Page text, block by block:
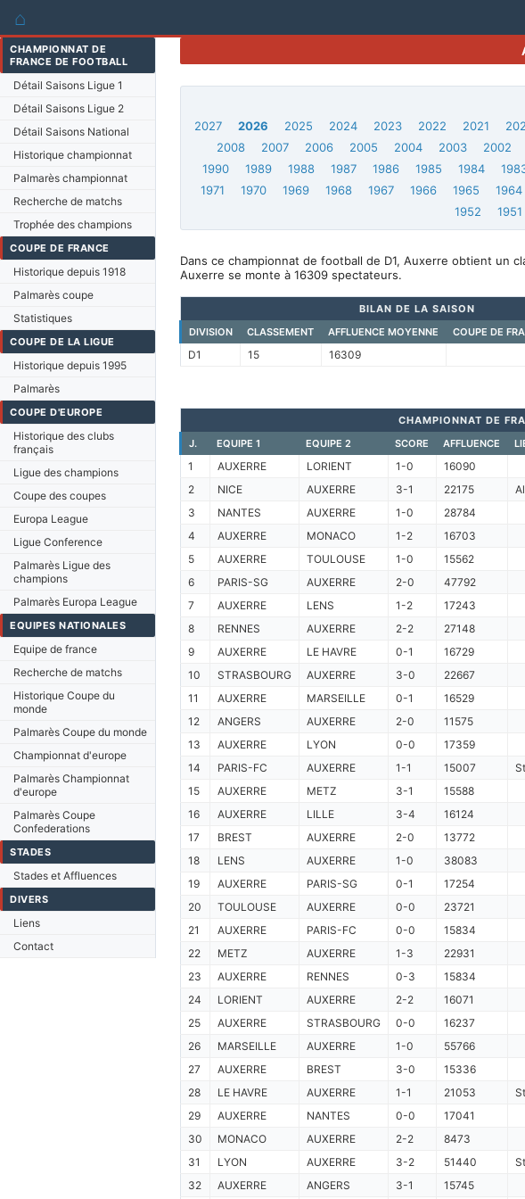
⌂
CHAMPIONNAT DE
FRANCE DE FOOTBALL
Détail Saisons Ligue 1
Détail Saisons Ligue 2
Détail Saisons National
Historique championnat
Palmarès championnat
Recherche de matchs
Trophée des champions
COUPE DE FRANCE
Historique depuis 1918
Palmarès coupe
Statistiques
COUPE DE LA LIGUE
Historique depuis 1995
Palmarès
COUPE D'EUROPE
Historique des clubs
français
Ligue des champions
Coupe des coupes
Europa League
Ligue Conference
Palmarès Ligue des
champions
Palmarès Europa League
EQUIPES NATIONALES
Equipe de france
Recherche de matchs
Historique Coupe du
monde
Palmarès Coupe du monde
Championnat d'europe
Palmarès Championnat
d'europe
Palmarès Coupe
Confederations
STADES
Stades et Affluences
DIVERS
Liens
Contact
2027
2026 2025 2024 2023 2022 2021
2008
2007 2006 2005 2004 2003 2002
1990
1989 1988 1987 1986 1985 1984
1971
1970 1969 1968 1967 1966 1965 1964
1952
1951
Dans ce championnat de football de D1, Auxerre obtient un
Auxerre se monte à 16309 spectateurs.
BILAN DE LA SAISON
DIVISION
CLASSEMENT AFFLUENCE MOYENNE COUPE DE
D1 15 16309
CHAMPIONNAT DE
J.
EQUIPE 1 EQUIPE 2 SCORE AFFLUENCE
1 AUXERRE LORIENT 1-0
16090
2
NICE AUXERRE 3-1 22175
3
NANTES AUXERRE 1-0
28784
4
AUXERRE MONACO 1-2
16703
5
AUXERRE TOULOUSE 1-0
15562
6
PARIS-SG AUXERRE 2-0
47792
7
AUXERRE LENS 1-2
17243
8
RENNES AUXERRE 2-2
27148
9
AUXERRE LE HAVRE 0-1
16729
10
STRASBOURG AUXERRE 3-0
22667
11
AUXERRE MARSEILLE 0-1
16529
12
ANGERS AUXERRE 2-0
11575
13
AUXERRE LYON 0-0
17359
14
PARIS-FC AUXERRE 1-1 15007
15
AUXERRE METZ 3-1
15588
16
AUXERRE LILLE 3-4
16124
17
BREST AUXERRE 2-0
13772
18
LENS AUXERRE 1-0
38083
19
AUXERRE PARIS-SG 0-1
17254
20
TOULOUSE AUXERRE 0-0
23721
21
AUXERRE PARIS-FC 0-0
15834
22
METZ AUXERRE 1-3
22931
23
AUXERRE RENNES 0-3
15834
24
LORIENT AUXERRE 2-2
16071
25
AUXERRE STRASBOURG 0-0
16237
26
MARSEILLE AUXERRE 1-0
55766
27
AUXERRE BREST 3-0
15336
28
LE HAVRE AUXERRE 1-1 21053
29
AUXERRE NANTES 0-0
17041
30
MONACO AUXERRE 2-2
8473
31
LYON AUXERRE 3-2 51440
32
AUXERRE ANGERS 3-1 15745